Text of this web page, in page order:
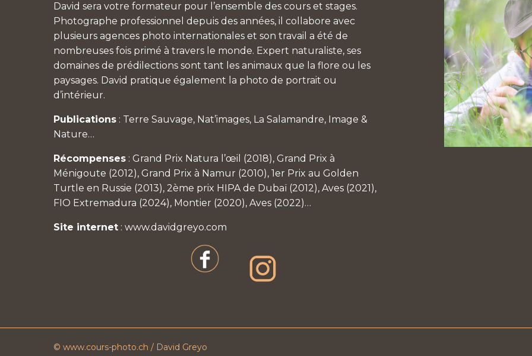
David sera votre formateur pour l’ensemble des cours et stages.
Photographe professionnel depuis des années, il collabore avec
plusieurs agences photo internationales et son travail a été de
nombreuses fois primé à travers le monde. Expert naturaliste, ses
domaines de prédilections sont tant les animaux que la flore ou les
paysages. David pratique également la photo de portrait ou
d’intérieur.
Publications : Terre Sauvage, Nat’images, La Salamandre, Image &
Nature…
Récompenses : Grand Prix Natura l’œil (2018), Grand Prix à
Ménigoute (2012), Grand Prix à Namur (2010), 1er Prix au Golden
Turtle en Russie (2013), 2ème prix HIPA de Dubaï (2012), Aves (2021),
FIO Extremadura (2024), Montier (2020), Aves (2022)…
Site internet : www.davidgreyo.com
© www.cours-photo.ch / David Greyo